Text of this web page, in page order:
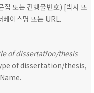
집 또는 간행물번호) [박사 또
이스명 또는 URL.
of dissertation/thesis
of dissertation/thesis,